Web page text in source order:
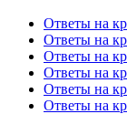
Ответы на
Ответы на
Ответы на
Ответы на
Ответы на
Ответы на